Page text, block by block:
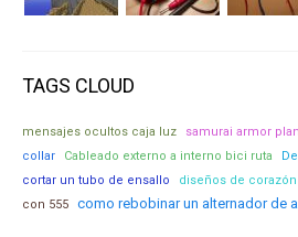
TAGS CLOUD
mensajes ocultos caja luz samurai armor
collar
Cableado externo a interno bici ruta
cortar un tubo de ensallo
diseños de
con 555
como rebobinar un alternador de